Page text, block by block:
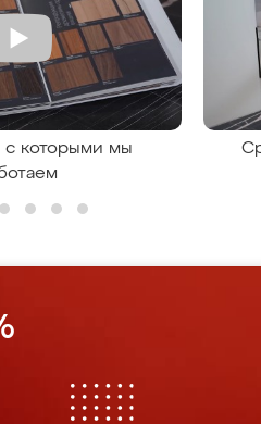
с которыми мы